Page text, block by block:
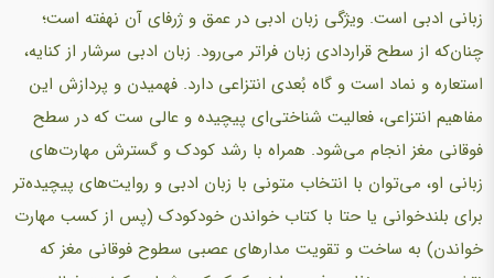
زبانی ادبی است. ویژگی زبان ادبی در عمق و ژرفای آن نهفته است؛
چنان‌که از سطح قراردادی زبان فراتر می‌رود. زبان ادبی سرشار از کنایه،
استعاره و نماد است و گاه بُعدی انتزاعی دارد. فهمیدن و پردازش این
مفاهیم انتزاعی، فعالیت شناختی‌ای پیچیده و عالی ست که در سطح
فوقانی مغز انجام می‌شود. همراه با رشد کودک و گسترش مهارت‌های
زبانی او، می‌توان با انتخاب متونی با زبان ادبی و روایت‌های پیچیده‌تر
برای بلندخوانی یا حتا با کتاب خواندن خودکودک (پس از کسب مهارت
خواندن) به ساخت و تقویت مدارهای عصبی سطوح فوقانی مغز که